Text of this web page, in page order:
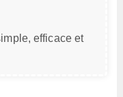
efficace et